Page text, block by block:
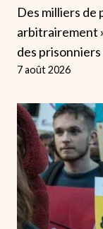
Des milliers de
arbitrairement
des
7 août 2026